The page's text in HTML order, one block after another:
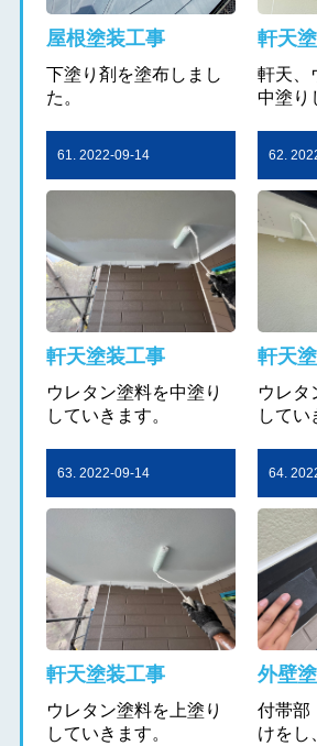
屋根塗装工事
下塗り剤を塗布しまし
た。
軒天
軒天、
中塗り
61. 2022-09-14
軒天塗装工事
ウレタン塗料を中塗り
していきます。
62.
軒天
ウレタ
してい
63. 2022-09-14
軒天塗装工事
ウレタン塗料を上塗り
していきます。
64.
外壁
付帯
けをし